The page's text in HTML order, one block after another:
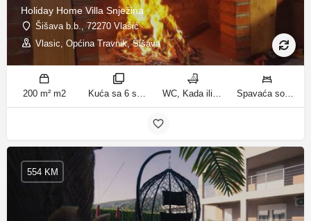
Holiday Home Villa Snježina
Šišava b.b., 72270 Vlašić
Vlasic, Općina Travnik, Šišava
200 m² m2 Kuća sa 6 spavaćih soba sobe WC, Kada ili tuš kupatila Spavaća soba 1: 1 krevet za jednu osobu | Spavaća soba 2: 1 krevet za jednu osobu | Spavaća soba 3: 1 francuski bračni krevet | Spavaća soba 4: 2 kreveta za jednu osobu | Dnevni boravak: 1 kauč na razvlačenje ležaja
554 KM